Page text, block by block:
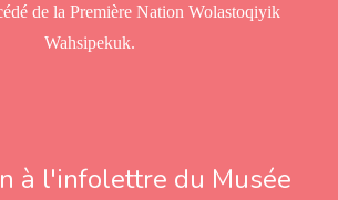
de la Première Nation Wolastoqiyik
Wahsipekuk.
à l'infolettre du Musée